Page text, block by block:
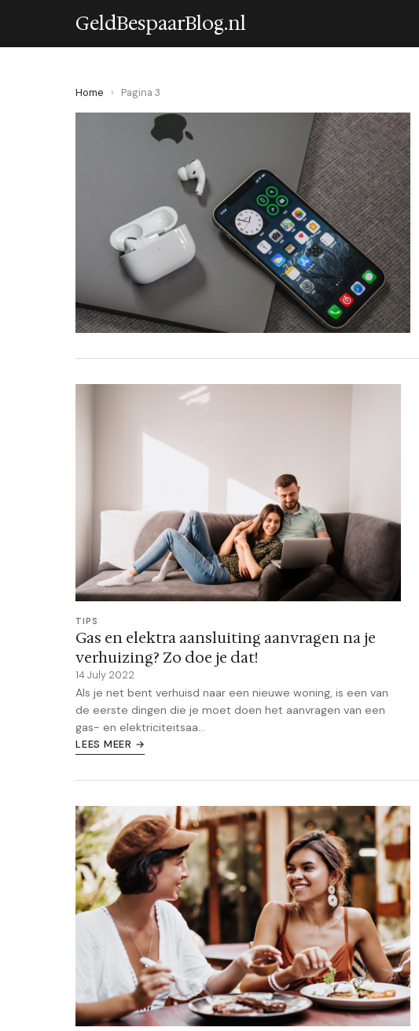
GeldBespaarBlog.nl
Home › Pagina 3
TIPS
Gas en elektra aansluiting aanvragen na je
verhuizing? Zo doe je dat!
14 July 2022
Als je net bent verhuisd naar een nieuwe woning, is een van
de eerste dingen die je moet doen het aanvragen van een
gas- en elektriciteitsaa...
LEES MEER →